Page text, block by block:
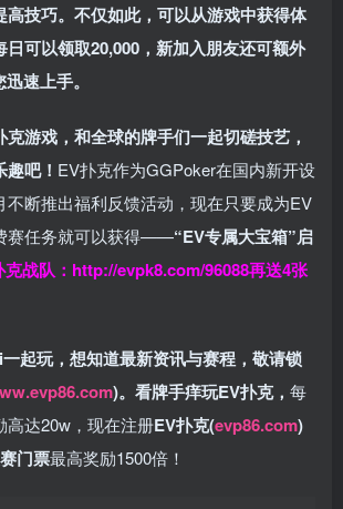
技巧。不仅如此， 可以从游戏中获得体
日可以领取20,000，新加入朋友还可额外
速上手。
游戏，和全球的牌手们一起切磋技艺，
吧！ EV扑克作为GGPoker在国内新开设
不断推出福利反馈活动，现在只要成为EV
赛任务就可以获得——“EV专属大宝箱”启
战队： http://evpk8.com/96088再送4张
起玩， 想知道最新资讯与赛程， 敬请锁
)。 看牌手痒玩EV扑克， 每
高达20w，现在注册EV扑克(evp86.com)
门票最高奖励1500倍！